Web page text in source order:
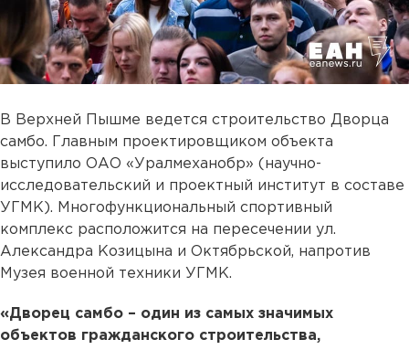
В Верхней Пышме ведется строительство Дворца
самбо. Главным проектировщиком объекта
выступило ОАО «Уралмеханобр» (научно-
исследовательский и проектный институт в составе
УГМК). Многофункциональный спортивный
комплекс расположится на пересечении ул.
Александра Козицына и Октябрьской, напротив
Музея военной техники УГМК.
«Дворец самбо – один из самых значимых
объектов гражданского строительства,